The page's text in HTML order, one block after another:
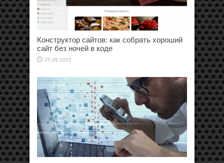
Конструктор сайтов: как собрать хороший
сайт без ночей в коде
25.09.2025